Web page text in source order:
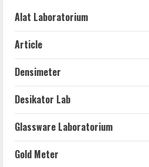
Alat Laboratorium
Article
Densimeter
Desikator Lab
Glassware Laboratorium
Gold Meter